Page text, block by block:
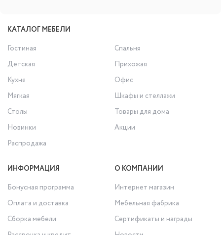
КАТАЛОГ МЕБЕЛИ
Гостиная
Спальня
Детская
Прихожая
Кухня
Офис
Мягкая
Шкафы и стеллажи
Столы
Товары для дома
Новинки
Акции
Распродажа
ИНФОРМАЦИЯ
Бонусная программа
Оплата и доставка
Сборка мебели
О КОМПАНИИ
Интернет магазин
Мебельная фабрика
Сертификаты и награды